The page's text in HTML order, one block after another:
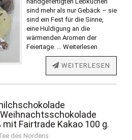
sind mehr als nur Gebäck – sie
sind ein Fest für die Sinne,
eine Huldigung an die
wärmenden Aromen der
Feiertage. … Weiterlesen
WEITERLESEN
Fairtrade Kakao 100 g.
des Nordens